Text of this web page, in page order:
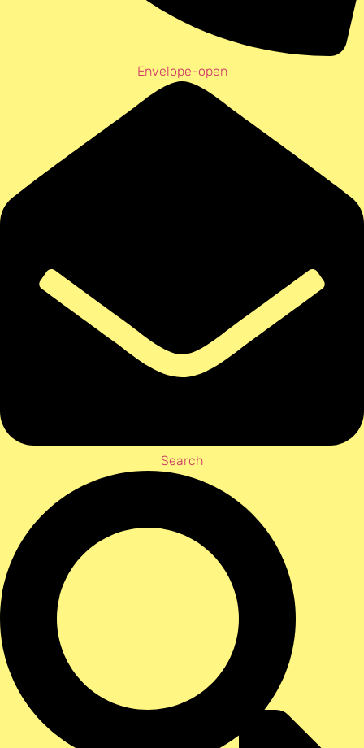
Envelope-open
Search